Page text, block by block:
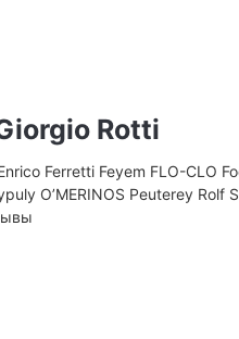
Rotti
Ferretti Feyem FLO-CLO
O’MERINOS Peuterey Rolf